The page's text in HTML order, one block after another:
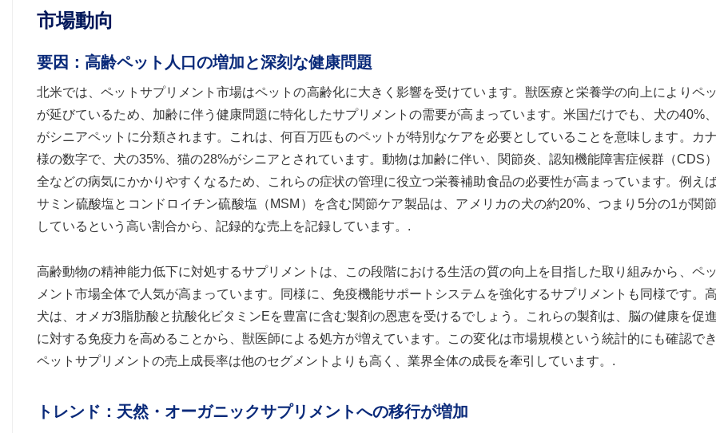
市場動向
要因：高齢ペット人口の増加と深刻な健康問題
北米では、ペットサプリメント市場はペットの高齢化に大きく影響を受けています。獣医療と栄養学の向上によりペ
が延びているため、加齢に伴う健康問題に特化したサプリメントの需要が高まっています。米国だけでも、犬の40%
がシニアペットに分類されます。これは、何百万匹ものペットが特別なケアを必要としていることを意味します。カ
様の数字で、犬の35%、猫の28%がシニアとされています。動物は加齢に伴い、関節炎、認知機能障害症候群（CDS
全などの病気にかかりやすくなるため、これらの症状の管理に役立つ栄養補助食品の必要性が高まっています。例え
サミン硫酸塩とコンドロイチン硫酸塩（MSM）を含む関節ケア製品は、アメリカの犬の約20%、つまり5分の1が関
しているという高い割合から、記録的な売上を記録しています。.
高齢動物の精神能力低下に対処するサプリメントは、この段階における生活の質の向上を目指した取り組みから、ペ
メント市場全体で人気が高まっています。同様に、免疫機能サポートシステムを強化するサプリメントも同様です。
犬は、オメガ3脂肪酸と抗酸化ビタミンEを豊富に含む製剤の恩恵を受けるでしょう。これらの製剤は、脳の健康を促
に対する免疫力を高めることから、獣医師による処方が増えています。この変化は市場規模という統計的にも確認で
ペットサプリメントの売上成長率は他のセグメントよりも高く、業界全体の成長を牽引しています。.
トレンド：天然・オーガニックサプリメントへの移行が増加